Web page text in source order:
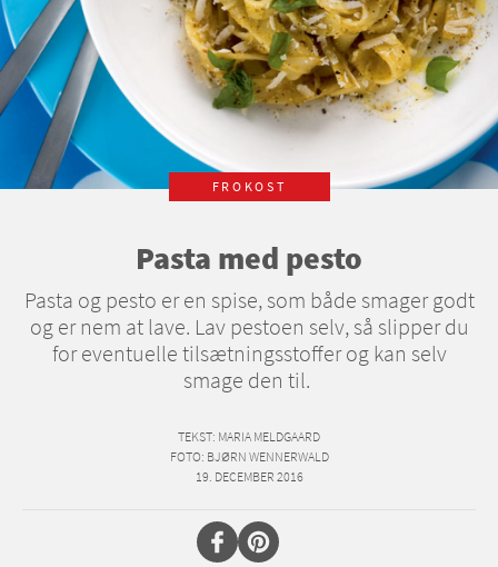
FROKOST
Pasta med pesto
Pasta og pesto er en spise, som både smager godt
og er nem at lave. Lav pestoen selv, så slipper du
for eventuelle tilsætningsstoffer og kan selv
smage den til.
TEKST: MARIA MELDGAARD
FOTO: BJØRN WENNERWALD
19. DECEMBER 2016